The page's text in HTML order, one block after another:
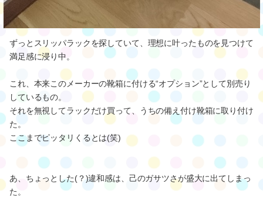
ずっとスリッパラックを探していて、理想に叶ったものを見つけて
満足感に浸り中。
これ、本来このメーカーの靴箱に付ける“オプション”として別売り
しているもの。
それを無視してラックだけ買って、うちの備え付け靴箱に取り付け
た。
ここまでピッタリくるとは(笑)
あ、ちょっとした(？)違和感は、己のガサツさが盛大に出てしまっ
た。